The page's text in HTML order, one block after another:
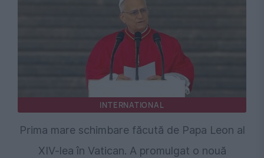
INTERNATIONAL
Prima mare schimbare făcută de Papa Leon al
XIV-lea în Vatican. A promulgat o nouă